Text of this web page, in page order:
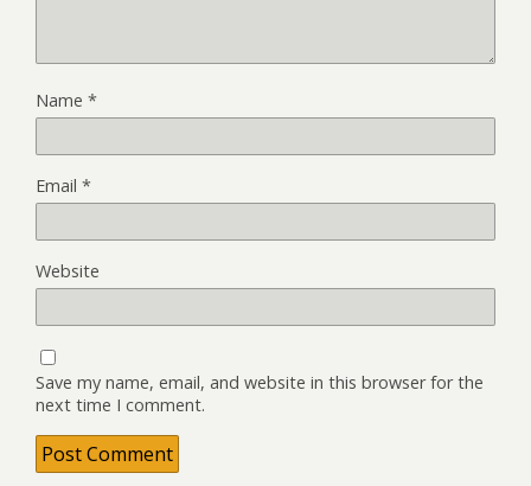
Name *
Email *
Website
Save my name, email, and website in this browser for the
next time I comment.